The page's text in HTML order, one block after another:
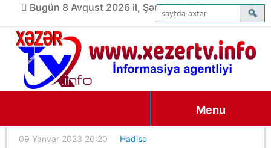
Bugün 8 Avqust 2026 il, Şənbə, 06:00
Menu
09 Yanvar 2023 20:20 Hadisə